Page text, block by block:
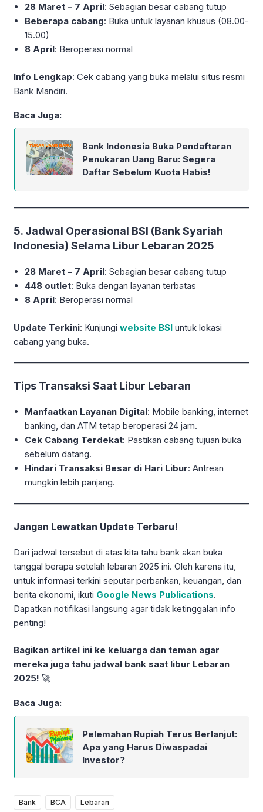
28 Maret – 7 April: Sebagian besar cabang tutup
Beberapa cabang: Buka untuk layanan khusus (08.00-
15.00)
8 April: Beroperasi normal
Info Lengkap: Cek cabang yang buka melalui situs resmi
Bank Mandiri.
Baca Juga:
Bank Indonesia Buka Pendaftaran
Penukaran Uang Baru: Segera
Daftar Sebelum Kuota Habis!
5. Jadwal Operasional BSI (Bank Syariah
Indonesia) Selama Libur Lebaran 2025
28 Maret – 7 April: Sebagian besar cabang tutup
448 outlet: Buka dengan layanan terbatas
8 April: Beroperasi normal
Update Terkini: Kunjungi website BSI untuk lokasi
cabang yang buka.
Tips Transaksi Saat Libur Lebaran
Manfaatkan Layanan Digital: Mobile banking, internet
banking, dan ATM tetap beroperasi 24 jam.
Cek Cabang Terdekat: Pastikan cabang tujuan buka
sebelum datang.
Hindari Transaksi Besar di Hari Libur: Antrean
mungkin lebih panjang.
Jangan Lewatkan Update Terbaru!
Dari jadwal tersebut di atas kita tahu bank akan buka
tanggal berapa setelah lebaran 2025 ini. Oleh karena itu,
untuk informasi terkini seputar perbankan, keuangan, dan
berita ekonomi, ikuti Google News Publications.
Dapatkan notifikasi langsung agar tidak ketinggalan info
penting!
Bagikan artikel ini ke keluarga dan teman agar
mereka juga tahu jadwal bank saat libur Lebaran
2025! 🚀
Baca Juga:
Pelemahan Rupiah Terus Berlanjut:
Apa yang Harus Diwaspadai
Investor?
Bank BCA Lebaran